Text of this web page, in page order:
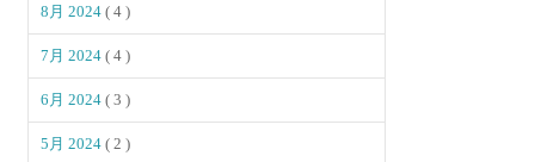
8月 2024( 4 )
7月 2024( 4 )
6月 2024( 3 )
5月 2024( 2 )